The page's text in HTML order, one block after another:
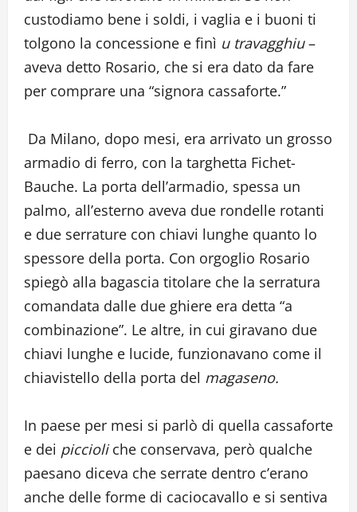
custodiamo bene i soldi, i vaglia e i buoni ti
tolgono la concessione e finì u travagghiu–
aveva detto Rosario, che si era dato da fare
per comprare una “signora cassaforte.”
Da Milano, dopo mesi, era arrivato un grosso
armadio di ferro, con la targhetta Fichet-
Bauche. La porta dell’armadio, spessa un
palmo, all’esterno aveva due rondelle rotanti
e due serrature con chiavi lunghe quanto lo
spessore della porta. Con orgoglio Rosario
spiegò alla bagascia titolare che la serratura
comandata dalle due ghiere era detta “a
combinazione”. Le altre, in cui giravano due
chiavi lunghe e lucide, funzionavano come il
chiavistello della porta del magaseno.
In paese per mesi si parlò di quella cassaforte
e dei piccioliche conservava, però qualche
paesano diceva che serrate dentro c’erano
anche delle forme di caciocavallo e si sentiva